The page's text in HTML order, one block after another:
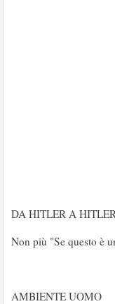
DA HITLER A
Non più "Se questo è
AMBIENTE UOMO